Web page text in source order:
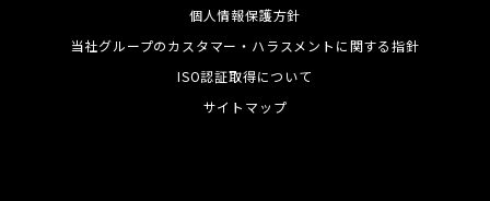
個人情報保護方針
当社グループのカスタマー・ハラスメントに関する指針
ISO認証取得について
サイトマップ